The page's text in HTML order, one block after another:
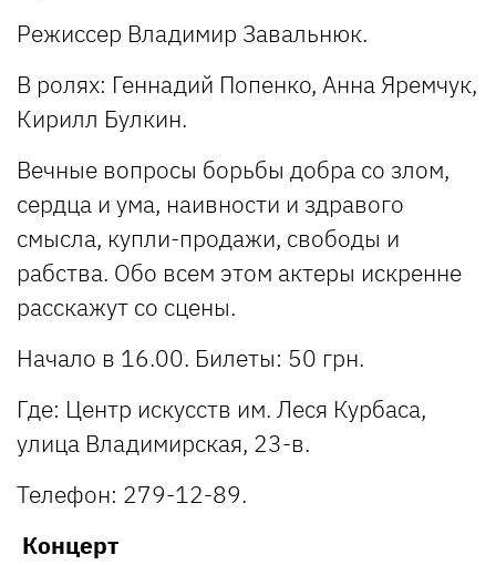
Режиссер Владимир Завальнюк.
В ролях: Геннадий Попенко, Анна Яремчук,
Кирилл Булкин.
Вечные вопросы борьбы добра со злом,
сердца и ума, наивности и здравого
смысла, купли-продажи, свободы и
рабства. Обо всем этом актеры искренне
расскажут со сцены.
Начало в 16.00. Билеты: 50 грн.
Где: Центр искусств им. Леся Курбаса,
улица Владимирская, 23-в.
Телефон: 279-12-89.
Концерт